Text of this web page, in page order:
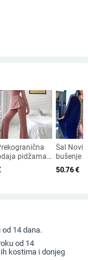
pidžama
i američki
kućni
Šal Novi
bušenje
Vezeni
50.76€
od 14 dana.
od 14
kostima i donjeg